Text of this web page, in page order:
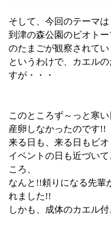
そして、今回のテーマは
到津の森公園のビオト
のたまごが観察されてい
というわけで、カエル
すが・・・
このところず～っと寒
産卵しなかったのです!!
来る日も、来る日もビ
イベントの日も近づい
ころ、
なんと !!頼りになる先輩
れました!!
しかも、成体のカエル